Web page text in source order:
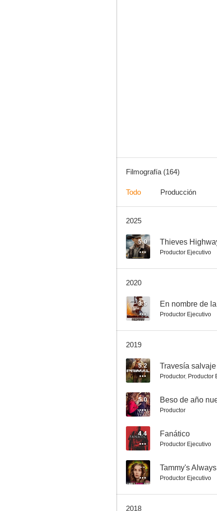
7.5
Amistad obsesiva
7.0
Filmografía (164)
Todo Producción
2025
5.0 Thieves
Productor Ejecutivo
2020
3.5 En nombre de
Productor Ejecutivo
2019
5.2 Travesía salvaje
Productor, Productor
5.0 Beso de año
Productor
4.4 Fanático
Productor Ejecutivo
-- Tammy's
Productor Ejecutivo
2018